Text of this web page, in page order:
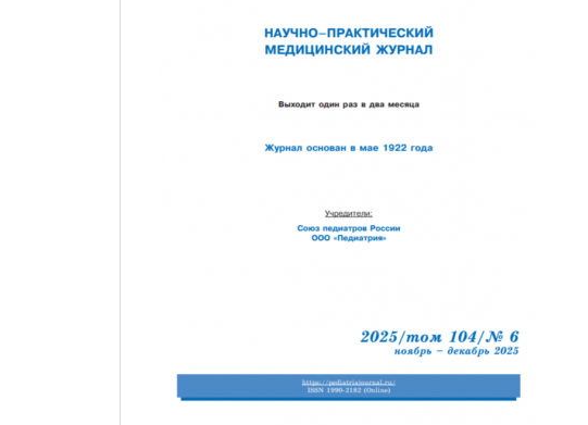
Обратная связь